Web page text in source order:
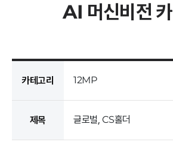
AI 머신비전
카테고리 12MP
제목 글로벌, CS홀더